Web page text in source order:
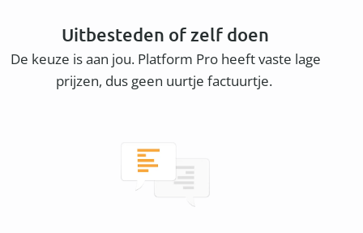
Uitbesteden of zelf doen
De keuze is aan jou. Platform Pro heeft vaste lage
prijzen, dus geen uurtje factuurtje.